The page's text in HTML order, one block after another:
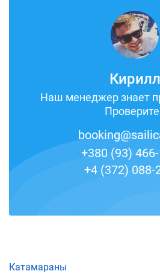
Кирилл
Наш менеджер знает
+380 (93)
+4 (372) 088-
Катамараны